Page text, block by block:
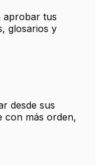
aprobar tus
glosarios y
desde sus
con más orden,